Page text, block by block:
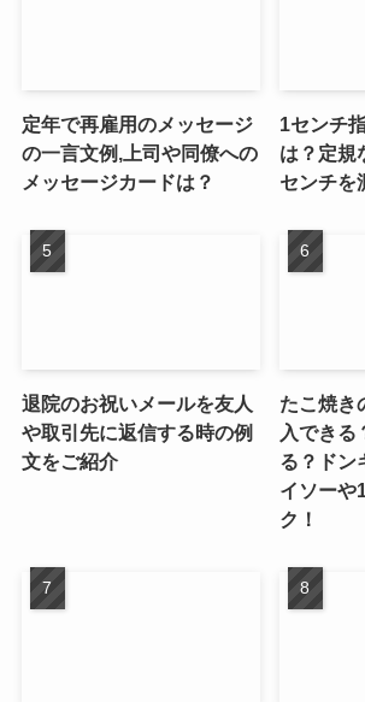
定年で再雇用のメッセージ
の一言文例,上司や同僚への
メッセージカードは？
1センチ
は？定規
センチを
退院のお祝いメールを友人
や取引先に返信する時の例
文をご紹介
たこ焼き
入できる
る？ドン
イソーや
ク！